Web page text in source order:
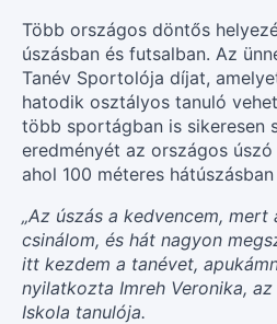
Több országos döntős
úszásban és futsalban. Az
Tanév Sportolója díjat,
hatodik osztályos tanuló
több sportágban is sikeresen
eredményét az országos
ahol 100 méteres
„Az úszás a kedvencem,
csinálom, és hát nagyon
itt kezdem a tanévet,
nyilatkozta Imreh Veronika,
Iskola tanulója.